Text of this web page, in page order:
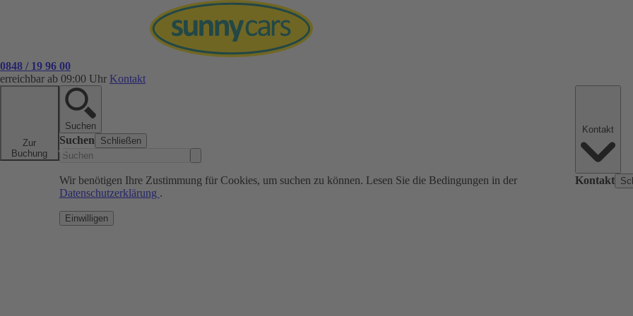
0848 / 19 96 00
erreichbar ab 09:00 Uhr Kontakt
Zur
Buchung
Suchen
Suchen Schließen
Wir benötigen Ihre Zustimmung für Cookies, um suchen zu können. Lesen Sie die Bedingungen in der
Datenschutzerklärung .
Einwilligen
Kontakt